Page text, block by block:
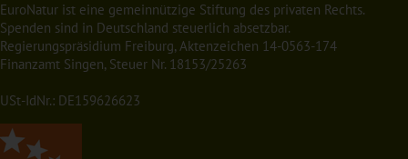
EuroNatur ist eine gemeinnützige Stiftung des privaten Rechts.
Spenden sind in Deutschland steuerlich absetzbar.
Regierungspräsidium Freiburg, Aktenzeichen 14-0563-174
Finanzamt Singen, Steuer Nr. 18153/25263
USt-IdNr.: DE159626623